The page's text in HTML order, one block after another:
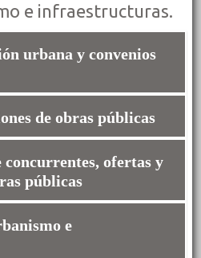
e infraestructuras.
urbana y convenios
Urbana (PGOU), mapas y
municipales relativos al
y seguimiento de los
ambiental, paisajístico y
relativo a elementos
de obras públicas
materia de gestión urbanística.
criterios de licitación de obras
y complementarios de los
ofertas y
públicas
que han concurrido a la licitación
e